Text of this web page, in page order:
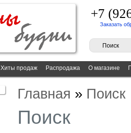
+7
Заказать
Хиты продаж Распродажа О магазине
Главная » Поиск
Поиск